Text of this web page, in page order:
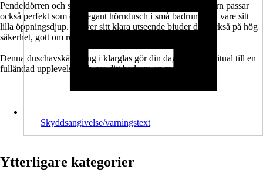
Pendeldörren och sidoväggen i serien SETTE från Jungborn passar
också perfekt som en elegant hörndusch i små badrum tack vare sitt
lilla öppningsdjup. Utöver sitt klara utseende bjuder den också på hög
säkerhet, gott om rörelsefrihet och komfort.
Denna duschavskärmning i klarglas gör din dagliga duschritual till en
fulländad upplevelse och ger ditt badrum en modern touch.
Skyddsangivelse/varningstext
Ytterligare kategorier